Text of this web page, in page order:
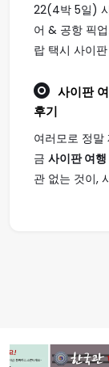
22(4박 5일)
어 & 공항 픽
랍 택시 사이
사이판
후기
여러모로 정
금 사이판 여행
관 없는 것이,